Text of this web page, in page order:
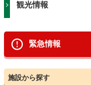
観光情報
緊急情報
施設から探す